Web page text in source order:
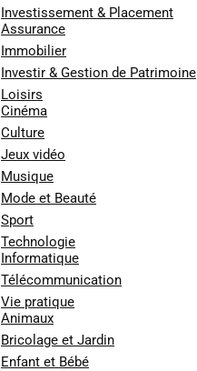
Investissement & Placement
Assurance
Immobilier
Investir & Gestion de Patrimoine
Loisirs
Cinéma
Culture
Jeux vidéo
Musique
Mode et Beauté
Sport
Technologie
Informatique
Télécommunication
Vie pratique
Animaux
Bricolage et Jardin
Enfant et Bébé